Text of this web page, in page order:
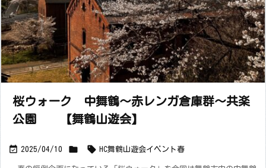
桜ウォーク 中舞鶴～赤レンガ倉庫群～共楽
公園 【舞鶴山遊会】
 2025/04/10   HC舞鶴山遊会イベント春